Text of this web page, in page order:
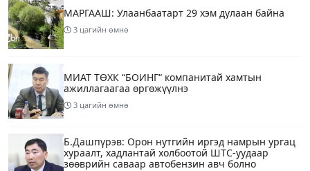
МАРГААШ: Улаанбаатарт 29 хэм дулаан байна
3 цагийн өмнө
МИАТ ТӨХК “БОИНГ“ компанитай хамтын
ажиллагаагаа өргөжүүлнэ
3 цагийн өмнө
Б.Дашпүрэв: Орон нутгийн иргэд намрын ургац
хураалт, хадлантай холбоотой ШТС-уудаар
зөөврийн саваар автобензин авч болно